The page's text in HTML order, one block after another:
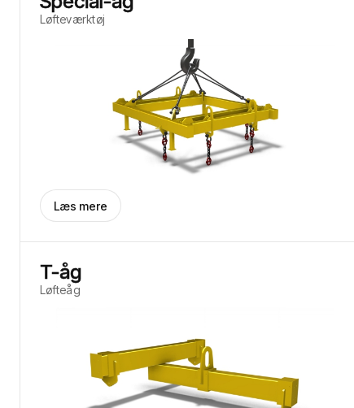
Løfteværktøj
Læs mere
T-åg
Løfteåg